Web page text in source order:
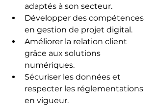
adaptés à son secteur.
Développer des compétences
en gestion de projet digital.
Améliorer la relation client
grâce aux solutions
numériques.
Sécuriser les données et
respecter les réglementations
en vigueur.